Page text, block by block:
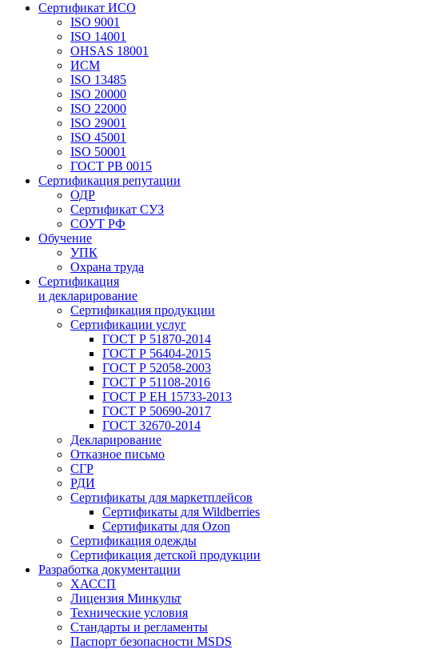
Сертификат ИСО
ISO 9001
ISO 14001
OHSAS 18001
ИСМ
ISO 13485
ISO 20000
ISO 22000
ISO 29001
ISO 45001
ISO 50001
ГОСТ РВ 0015
Сертификация репутации
ОДР
Сертификат СУЗ
СОУТ РФ
Обучение
УПК
Охрана труда
Сертификация
и декларирование
Сертификация продукции
Сертификации услуг
ГОСТ Р 51870-2014
ГОСТ Р 56404-2015
ГОСТ Р 52058-2003
ГОСТ Р 51108-2016
ГОСТ Р ЕН 15733-2013
ГОСТ Р 50690-2017
ГОСТ 32670-2014
Декларирование
Отказное письмо
СГР
РДИ
Сертификаты для маркетплейсов
Сертификаты для Wildberries
Сертификаты для Ozon
Сертификация одежды
Сертификация детской продукции
Разработка документации
ХАССП
Лицензия Минкульт
Технические условия
Стандарты и регламенты
Паспорт безопасности MSDS